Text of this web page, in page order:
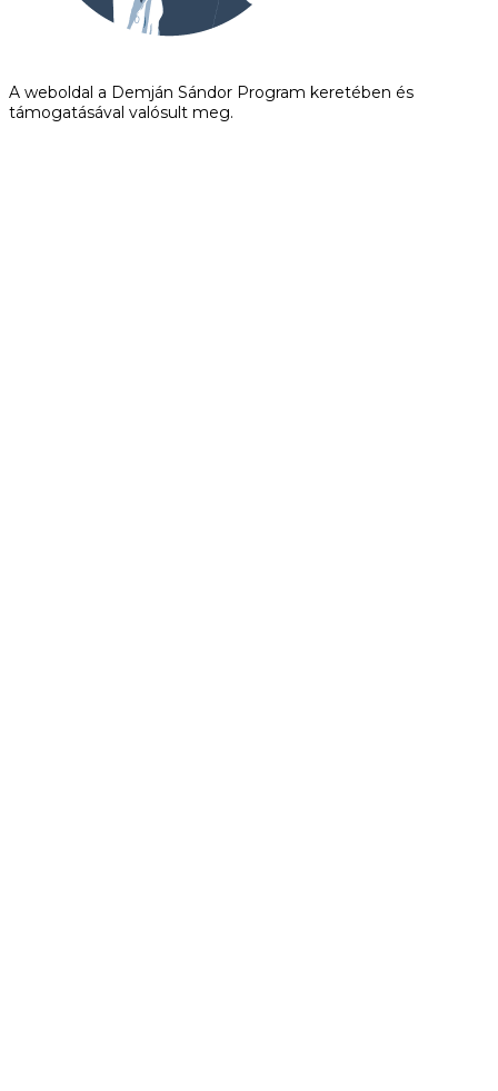
A weboldal a Demján Sándor Program keretében és
támogatásával valósult meg.